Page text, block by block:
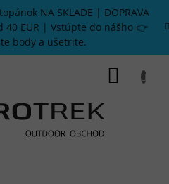
NA SKLADE | DOPRAVA
40 EUR | Vstúpte do nášho 👉
body a ušetrite.